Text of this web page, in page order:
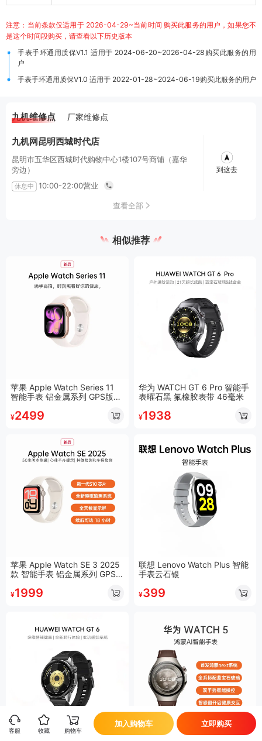
注意：当前条款仅适用于 2026-04-29~当前时间 购买此服务的用户，如果您不
是这个时间段购买，请查看以下历史版本
手表手环通用质保V1.1 适用于 2024-06-20~2026-04-28购买此服务的用
户
手表手环通用质保V1.0 适用于 2022-01-28~2024-06-19购买此服务的用户
九机维修点 厂家维修点
九机网昆明西城时代店
昆明市五华区西城时代购物中心1楼107号商铺（嘉华
旁边）
休息中 10:00-22:00营业
到这去
查看全部
相似推荐
苹果 Apple Watch Series 11
智能手表 铝金属系列 GPS版玫
带S/M 42毫米
¥2499
华为 WATCH GT 6 Pro 智能手
表曜石黑 氟橡胶表带 46毫米
¥1938
苹果 Apple Watch SE 3 2025
款 智能手表 铝金属系列 GPS
运动型表带S/M 40毫米
¥1999
联想 Lenovo Watch Plus 智能
手表云石银
¥399
客服 收藏 购物车
加入购物车 立即购买